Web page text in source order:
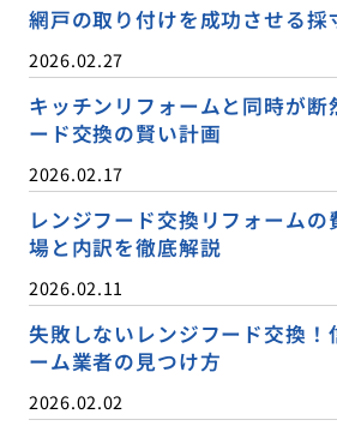
網戸の取り付けを成功させる採
2026.02.27
キッチンリフォームと同時が断
ード交換の賢い計画
2026.02.17
レンジフード交換リフォーム
場と内訳を徹底解説
2026.02.11
失敗しないレンジフード交換！
ーム業者の見つけ方
2026.02.02